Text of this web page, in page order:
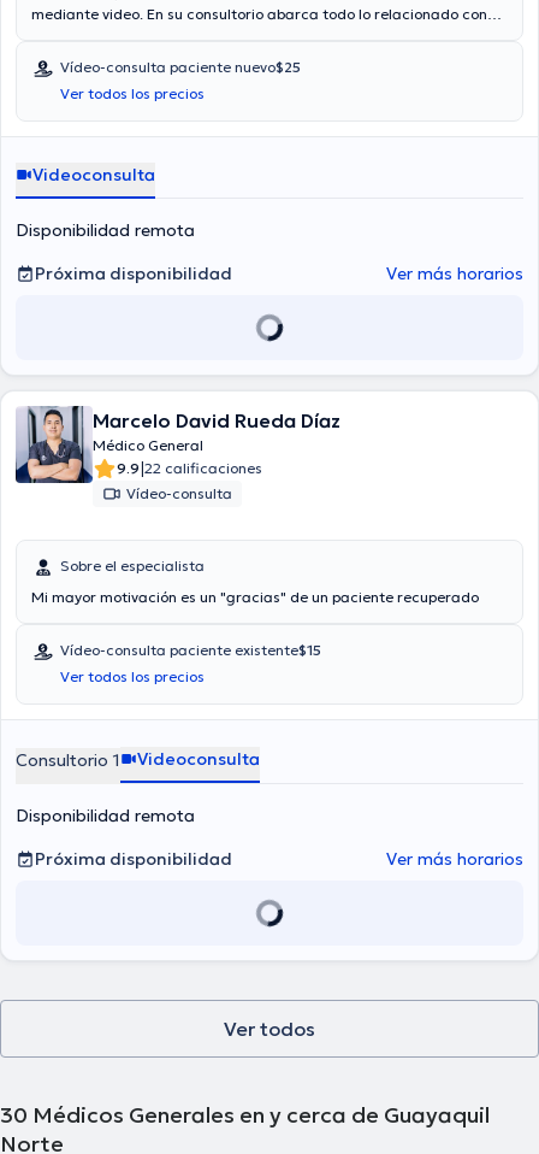
mediante video. En su consultorio abarca todo lo relacionado con
Vídeo-consulta paciente nuevo$25
Ver todos los precios
Videoconsulta
Disponibilidad remota
Próxima disponibilidad
Ver más horarios
Marcelo David Rueda Díaz
Médico General
9.9|22 calificaciones
Vídeo-consulta
Sobre el especialista
Mi mayor motivación es un "gracias" de un paciente recuperado
Vídeo-consulta paciente existente$15
Ver todos los precios
Consultorio 1 Videoconsulta
Disponibilidad remota
Próxima disponibilidad
Ver más horarios
Ver todos
30 Médicos Generales en y cerca de Guayaquil
Norte